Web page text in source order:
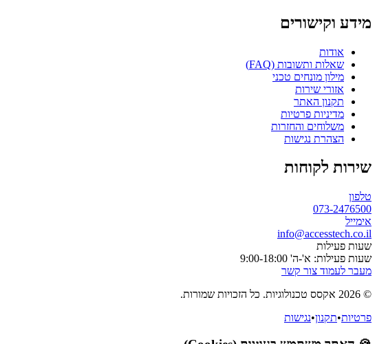
מידע וקישורים
אודות
שאלות ותשובות (FAQ)
מילון מונחים טכני
אזורי שירות
תקנון האתר
מדיניות פרטיות
משלוחים והחזרות
הצהרת נגישות
שירות לקוחות
טלפון
073-2476500
אימייל
info@accesstech.co.il
שעות פעילות
שעות פעילות: א'-ה' 9:00-18:00
מעבר לעמוד צור קשר
© 2026 אקסס טכנולוגיות. כל הזכויות שמורות.
פרטיות•תקנון•נגישות